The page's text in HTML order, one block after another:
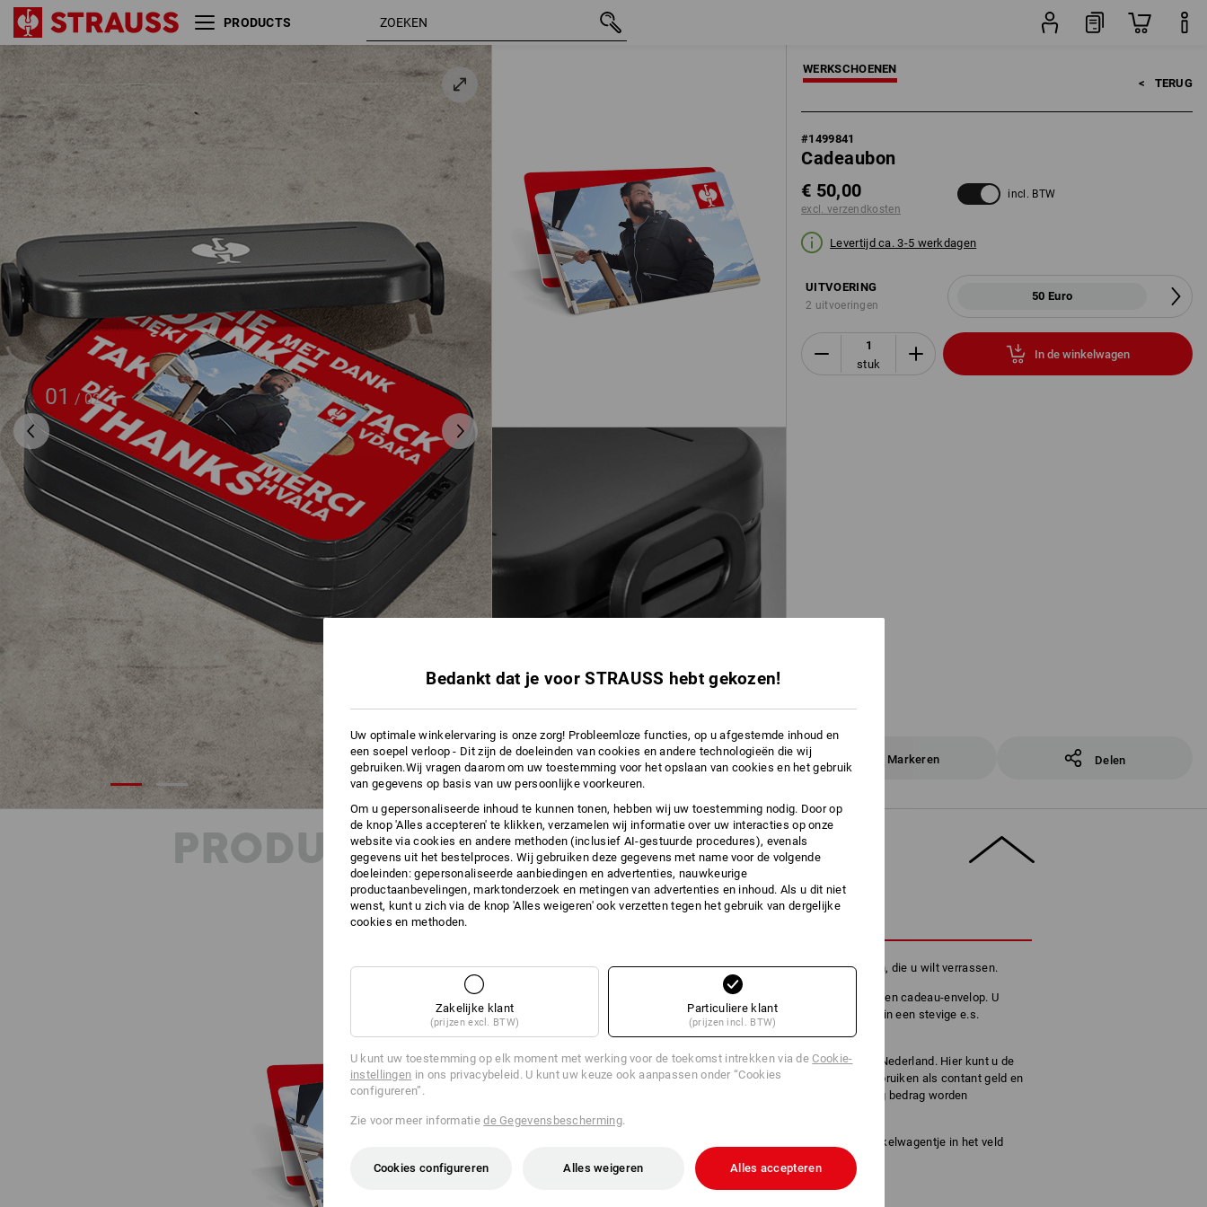
PRODUCTS
01 / 02
WERKSCHOENEN
< TERUG
#1499841
Cadeaubon
€ 50,00
excl. verzendkosten
incl. BTW
Levertijd ca. 3-5 werkdagen
UITVOERING
2 uitvoeringen
50 Euro
stuk
In de winkelwagen
Markeren Delen
Cadeaubon 50 Euro € 50,00
incl. BTW
PRODUKT INFO
Het ideale en praktische geschenkidee voor iedereen, die u wilt verrassen.
De cadeaubon ter waarde van 25 euro ontvangt u in een cadeau-envelop. U
ontvangt de tegoedbon van 50 euro origineel verpakt in een stevige e.s.
Broodtrommel midi.
Deze e.s. tegoedbon is alleen geldig voor Strauss in Nederland. Hier kunt u de
kortingsboncode telefonisch of in de online shop gebruiken als contant geld en
inwisselen. De tegoedbon kan alleen met het volledig bedrag worden
ingewisseld – deelbetalingen zijn niet mogelijk.
De 16 cijferige cadeauboncode kan online in het winkelwagentje in het veld
Cadeaubon-/Actiecode worden ingevoerd.
*De voucherbedragen zijn inclusief BTW.
Bedankt dat je voor STRAUSS hebt gekozen!
Uw optimale winkelervaring is onze zorg! Probleemloze functies, op u afgestemde inhoud en
een soepel verloop - Dit zijn de doeleinden van cookies en andere technologieën die wij
gebruiken.Wij vragen daarom om uw toestemming voor het opslaan van cookies en het gebruik
van gegevens op basis van uw persoonlijke voorkeuren.
Om u gepersonaliseerde inhoud te kunnen tonen, hebben wij uw toestemming nodig. Door op
de knop 'Alles accepteren' te klikken, verzamelen wij informatie over uw interacties op onze
website via cookies en andere methoden (inclusief AI-gestuurde procedures), evenals
gegevens uit het bestelproces. Wij gebruiken deze gegevens met name voor de volgende
doeleinden: gepersonaliseerde aanbiedingen en advertenties, nauwkeurige
productaanbevelingen, marktonderzoek en metingen van advertenties en inhoud. Als u dit niet
wenst, kunt u zich via de knop 'Alles weigeren' ook verzetten tegen het gebruik van dergelijke
cookies en methoden.
Zakelijke klant
(prijzen excl. BTW)
Particuliere klant
(prijzen incl. BTW)
U kunt uw toestemming op elk moment met werking voor de toekomst intrekken via deCookie-
instellingen in ons privacybeleid. U kunt uw keuze ook aanpassen onder “Cookies
configureren”.
Zie voor meer informatiede Gegevensbescherming.
Cookies configureren Alles weigeren Alles accepteren